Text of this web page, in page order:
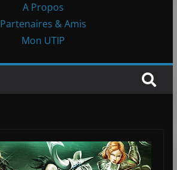
A Propos
Partenaires & Amis
Mon UTIP